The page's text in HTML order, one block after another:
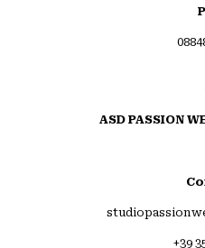
ASD PASSION
+39